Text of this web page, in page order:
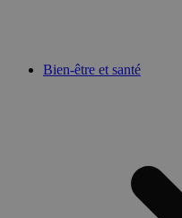
Bien-être et santé